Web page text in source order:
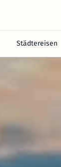
Städtereisen